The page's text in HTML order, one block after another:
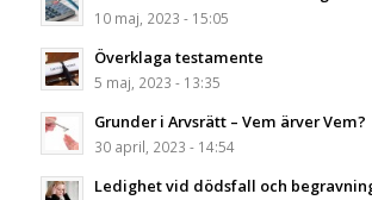
10 maj, 2023 - 15:05
Överklaga testamente
5 maj, 2023 - 13:35
Grunder i Arvsrätt – Vem ärver Vem?
30 april, 2023 - 14:54
Ledighet vid dödsfall och